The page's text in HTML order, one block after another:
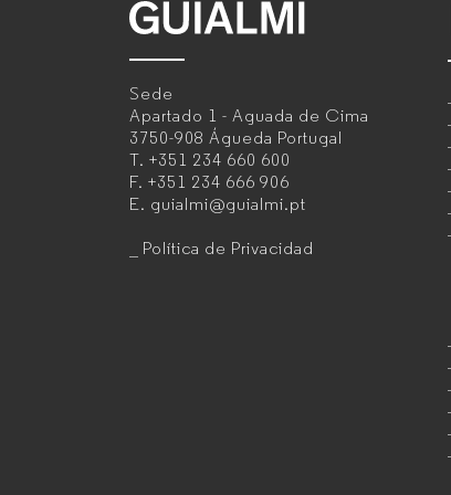
Sede
Apartado 1 - Aguada de Cima
3750-908 Águeda Portugal
T. +351 234 660 600
F. +351 234 666 906
E. guialmi@guialmi.pt
Política de Privacidad